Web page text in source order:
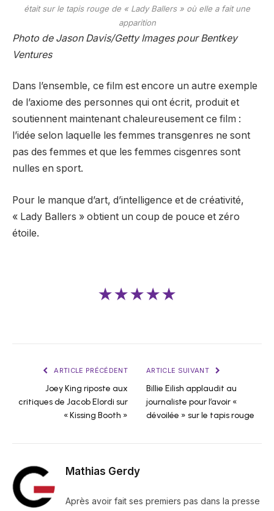
était sur le tapis rouge de « Lady Ballers » où elle a fait une
apparition
Photo de Jason Davis/Getty Images pour Bentkey
Ventures
Dans l’ensemble, ce film est encore un autre exemple
de l’axiome des personnes qui ont écrit, produit et
soutiennent maintenant chaleureusement ce film :
l’idée selon laquelle les femmes transgenres ne sont
pas des femmes et que les femmes cisgenres sont
nulles en sport.
Pour le manque d’art, d’intelligence et de créativité,
« Lady Ballers » obtient un coup de pouce et zéro
étoile.
★★★★★
ARTICLE PRÉCÉDENT
Joey King riposte aux
critiques de Jacob Elordi sur
« Kissing Booth »
ARTICLE SUIVANT
Billie Eilish applaudit au
journaliste pour l’avoir «
dévoilée » sur le tapis rouge
Mathias Gerdy
Après avoir fait ses premiers pas dans la presse